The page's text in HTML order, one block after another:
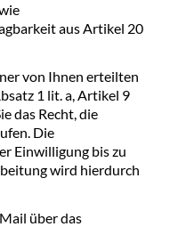
aus Artikel 20
von Ihnen erteilten
1 lit. a, Artikel 9
das Recht, die
Die
Einwilligung bis zu
wird hierdurch
über das